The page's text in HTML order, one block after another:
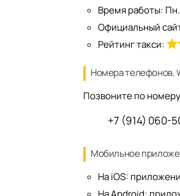
Время работы:
Официальный
Рейтинг такси:
Номера телефонов,
Позвоните по
+7 (914) 060-
Мобильное
На iOS: